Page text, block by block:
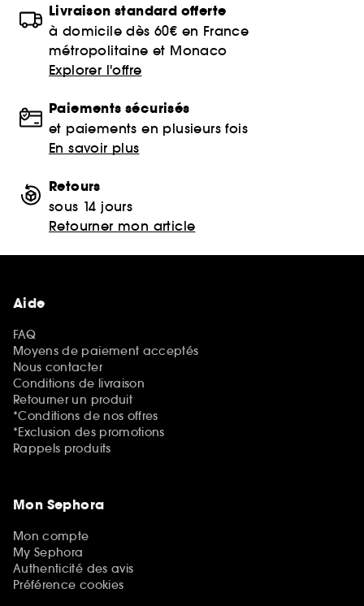
Livraison standard offerte
à domicile dès 60€ en France
métropolitaine et Monaco
Explorer l'offre
Paiements sécurisés
et paiements en plusieurs fois
En savoir plus
Retours
sous 14 jours
Retourner mon article
Aide
FAQ
Moyens de paiement acceptés
Nous contacter
Conditions de livraison
Retourner un produit
*Conditions de nos offres
*Exclusion des promotions
Rappels produits
Mon Sephora
Mon compte
My Sephora
Authenticité des avis
Préférence cookies